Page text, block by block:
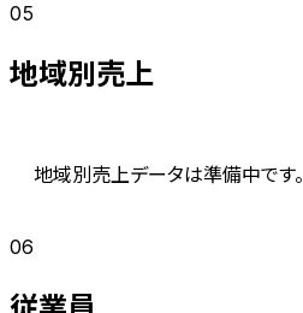
05
地域別売上
地域別売上データは準備中です。
06